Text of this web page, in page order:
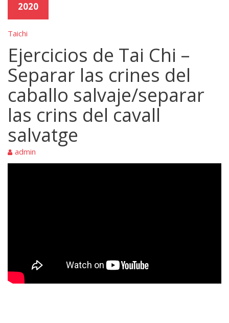
2020
Taichi
Ejercicios de Tai Chi –
Separar las crines del
caballo salvaje/separar
las crins del cavall
salvatge
admin